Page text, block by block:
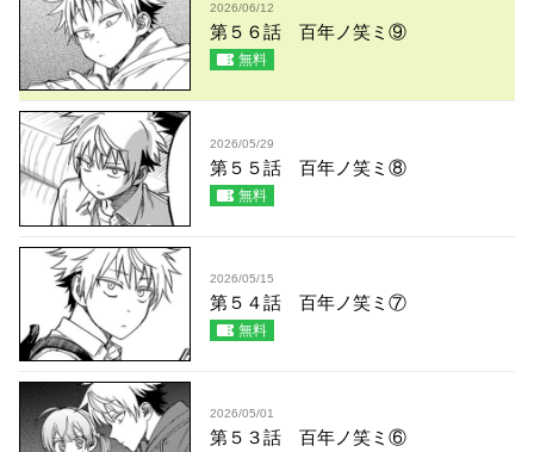
2026/06/12
第５６話 百年ノ笑ミ⑨
無料
2026/05/29
第５５話 百年ノ笑ミ⑧
無料
2026/05/15
第５４話 百年ノ笑ミ⑦
無料
2026/05/01
第５３話 百年ノ笑ミ⑥